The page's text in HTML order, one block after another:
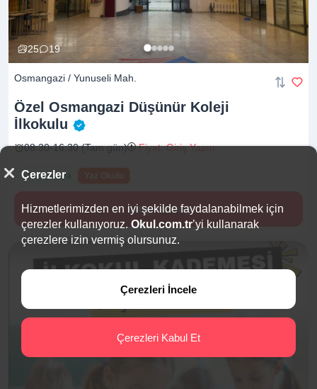
25 19
Osmangazi / Yunuseli Mah.
Özel Osmangazi Düşünür Koleji
İlkokulu
08:30-16:30 (Tam gün) Fiyat: Giriş Yapın
+ Kampanya
İletişime Geç
Çerezler
Hizmetlerimizden en iyi şekilde faydalanabilmek için
çerezler kullanıyoruz. Okul.com.tr’yi kullanarak
çerezlere izin vermiş olursunuz.
Çerezleri İncele
Çerezleri Kabul Et